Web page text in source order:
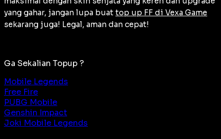
yang gahar, jangan lupa buat top up FF di Vexa Game
sekarang juga! Legal, aman dan cepat!
Ga Sekalian Topup ?
Mobile Legends
Free Fire
PUBG Mobile
Genshin Impact
Joki Mobile Legends